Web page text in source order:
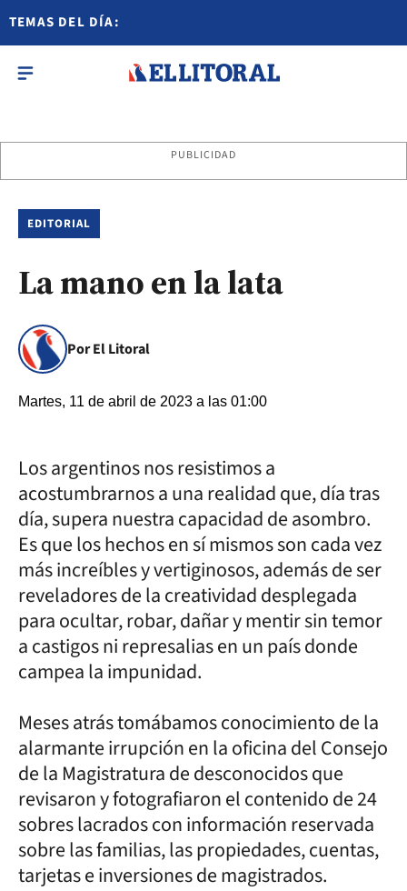
TEMAS DEL DÍA:
PUBLICIDAD
EDITORIAL
La mano en la lata
Por El Litoral
Martes, 11 de abril de 2023 a las 01:00
Los argentinos nos resistimos a
acostumbrarnos a una realidad que, día tras
día, supera nuestra capacidad de asombro.
Es que los hechos en sí mismos son cada vez
más increíbles y vertiginosos, además de ser
reveladores de la creatividad desplegada
para ocultar, robar, dañar y mentir sin temor
a castigos ni represalias en un país donde
campea la impunidad.
Meses atrás tomábamos conocimiento de la
alarmante irrupción en la oficina del Consejo
de la Magistratura de desconocidos que
revisaron y fotografiaron el contenido de 24
sobres lacrados con información reservada
sobre las familias, las propiedades, cuentas,
tarjetas e inversiones de magistrados.